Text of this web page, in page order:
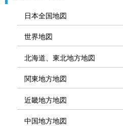
日本全国地図
世界地図
北海道、東北地方地図
関東地方地図
近畿地方地図
中国地方地図